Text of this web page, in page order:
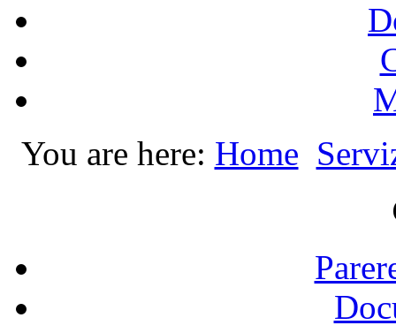
You are here: Home